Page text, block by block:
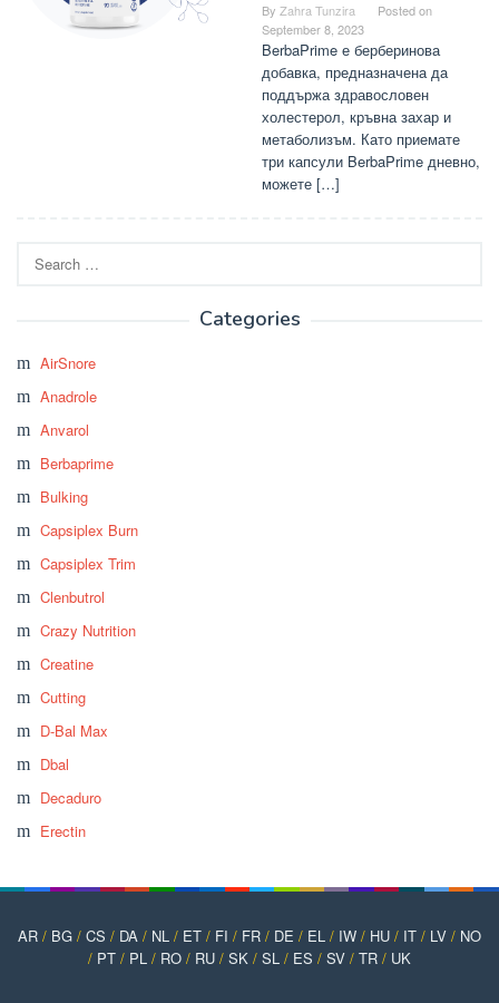
By Zahra Tunzira
Posted on
September 8, 2023
BerbaPrime е берберинова
добавка, предназначена да
поддържа здравословен
холестерол, кръвна захар и
метаболизъм. Като приемате
три капсули BerbaPrime дневно,
можете […]
for:
Categories
AirSnore
Anadrole
Anvarol
Berbaprime
Bulking
Capsiplex Burn
Capsiplex Trim
Clenbutrol
Crazy Nutrition
Creatine
Cutting
D-Bal Max
Dbal
Decaduro
Erectin
AR / BG / CS / DA / NL / ET / FI / FR / DE / EL / IW / HU / IT / LV / NO
/ PT / PL / RO / RU / SK / SL / ES / SV / TR / UK